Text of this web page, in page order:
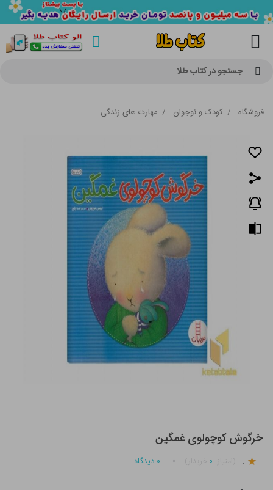
جستجو در کتاب طلا
فروشگاه / کودک و نوجوان / مهارت های زندگی
خرگوش کوچولوی غمگین
. ۰ ۰ دیدگاه